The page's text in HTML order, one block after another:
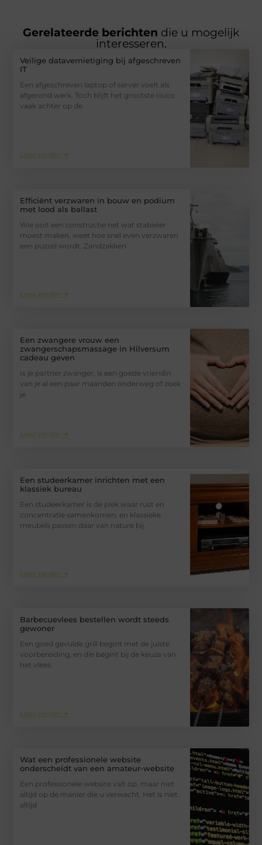
Gerelateerde berichten die u mogelijk
interesseren.
Veilige datavernietiging bij afgeschreven
IT
Een afgeschreven laptop of server voelt als
afgerond werk. Toch blijft het grootste risico
vaak achter op de
Lees verder ➜
Efficiënt verzwaren in bouw en podium
met lood als ballast
Wie ooit een constructie net wat stabieler
moest maken, weet hoe snel even verzwaren
een puzzel wordt. Zandzakken
Lees verder ➜
Een zwangere vrouw een
zwangerschapsmassage in Hilversum
cadeau geven
Is je partner zwanger, is een goede vriendin
van je al een paar maanden onderweg of zoek
je
Lees verder ➜
Een studeerkamer inrichten met een
klassiek bureau
Een studeerkamer is de plek waar rust en
concentratie samenkomen, en klassieke
meubels passen daar van nature bij.
Lees verder ➜
Barbecuevlees bestellen wordt steeds
gewoner
Een goed gevulde grill begint met de juiste
voorbereiding, en die begint bij de keuze van
het vlees.
Lees verder ➜
Wat een professionele website
onderscheidt van een amateur-website
Een professionele website valt op, maar niet
altijd op de manier die u verwacht. Het is niet
altijd